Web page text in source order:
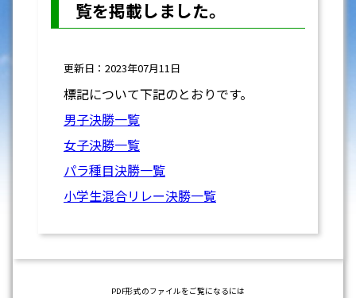
覧を掲載しました。
更新日：2023年07月11日
標記について下記のとおりです。
男子決勝一覧
女子決勝一覧
パラ種目決勝一覧
小学生混合リレー決勝一覧
PDF形式のファイルをご覧になるには